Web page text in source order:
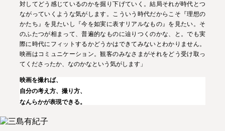
対してどう感じているのかを掘り下げていく。結局それが時代とつ
ながっていくような気がします。こういう時代だからこそ『理想の
かたち』を見たいし『今を如実に表すリアルなもの』を見たい。そ
のふたつが相まって、普遍的なものに辿りつくのかな、と。でも実
際に時代にフィットするかどうかはできてみないとわかりません。
映画はコミュニケーション。観客のみなさまがそれをどう受け取っ
てくださったか、なのかなという気がします」
映画を撮れば、
自分の考え方、撮り方、
なんらかが表現できる。